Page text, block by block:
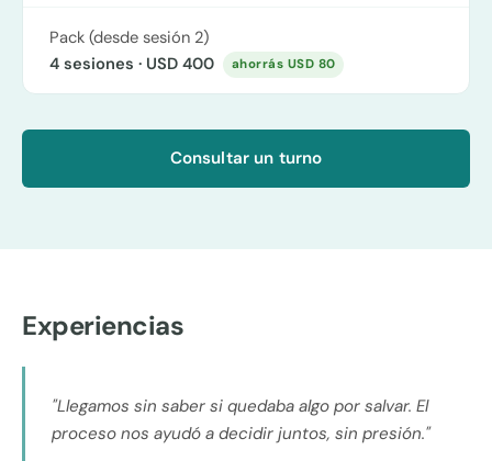
Pack (desde sesión 2)
4 sesiones · USD 400 ahorrás USD 80
Consultar un turno
Experiencias
"Llegamos sin saber si quedaba algo por salvar. El
proceso nos ayudó a decidir juntos, sin presión."